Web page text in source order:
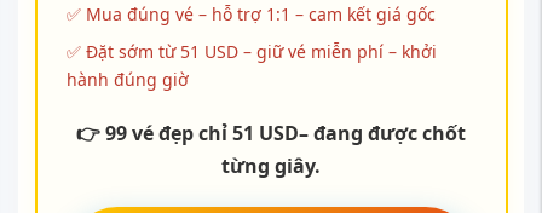
✅ Mua đúng vé – hỗ trợ 1:1 – cam kết giá gốc
✅ Đặt sớm từ 51 USD – giữ vé miễn phí – khởi
hành đúng giờ
👉 99 vé đẹp chỉ 51 USD– đang được chốt
từng giây.